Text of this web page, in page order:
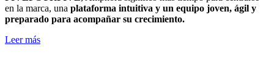
en la marca, una plataforma intuitiva y un equipo joven, ágil y
preparado para acompañar su crecimiento.
Leer más